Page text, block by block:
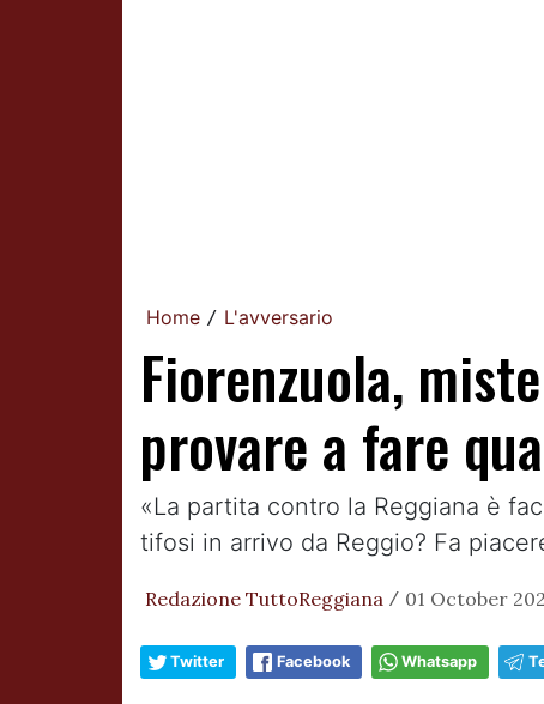
Home / L'avversario
Fiorenzuola,
provare a fare
«La partita contro la Reggiana è
tifosi in arrivo da Reggio? Fa
Redazione TuttoReggiana / 01 October
Twitter Facebook Whatsapp